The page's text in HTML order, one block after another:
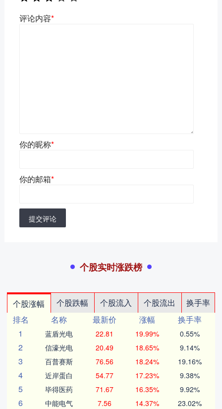
评论内容*
你的昵称*
你的邮箱*
提交评论
个股实时涨跌榜
个股涨幅 个股跌幅 个股流入 个股流出
换手率
排名
名称 最新价 涨幅
换手率
1
蓝盾光电 22.81 19.99% 0.55%
2 信濠光电 20.49 18.65% 9.14%
3 百普赛斯 76.56 18.24% 19.16%
4 近岸蛋白 54.77 17.23% 9.38%
5 毕得医药 71.67 16.35% 9.92%
6 中能电气 7.56 14.37% 23.02%